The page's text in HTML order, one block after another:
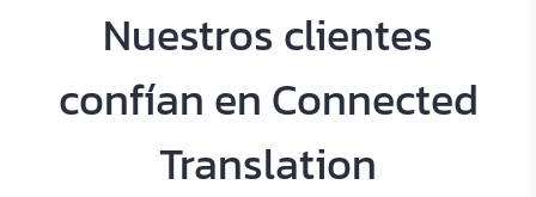
Nuestros clientes
confían en Connected
Translation